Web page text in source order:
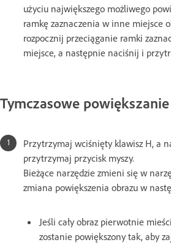
użyciu największego możliwego
ramkę zaznaczenia w inne miejsce
rozpocznij przeciąganie ramki
miejsce, a następnie naciśnij i
Tymczasowe
Przytrzymaj wciśnięty klawisz H, a
przytrzymaj przycisk myszy.
Bieżące narzędzie zmieni się w
zmiana powiększenia obrazu w
Jeśli cały obraz pierwotnie
zostanie powiększony tak, aby